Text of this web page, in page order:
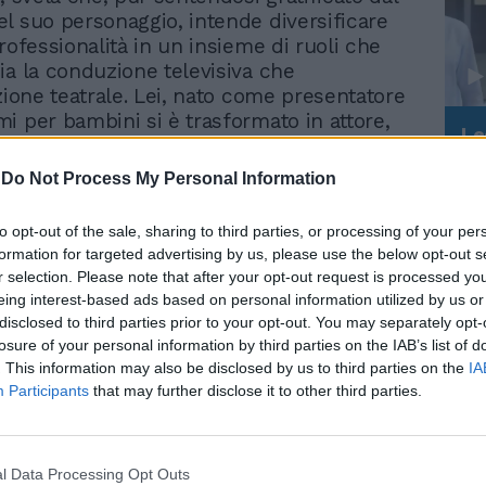
Do Not Process My Personal Information
opt-out of the sale, sharing to third parties, or processing of your
for targeted advertising by us, please use the below opt-out
selection. Please note that after your opt-out request is processed
interest-based ads based on personal information utilized by us
to third parties prior to your opt-out. You may separately
of your personal information by third parties on the IAB’s list of
This information may also be disclosed by us to third parties on the
Participants that may further disclose it to other third parties.
Data Processing Opt Outs
suo personaggio, intende diversificare
in un insieme di ruoli che
la conduzione televisiva che
teatrale. Lei, nato come presentatore
per bambini si è trasformato in attore,
grande popolarità. La conduzione non
«Innanzitutto sono
affezionato al personaggio del
Ferri che i telespettatori, ai quali regalerà
emozioni, vedranno esplodere in questa
Professionalmente possiedo una
artistica da attore ma non rinuncerò a
in Tv. Ritengo che la
stimoli e solleciti l'istinto naturale,
è soprattutto disciplina e
delle trasmissioni per bambini è
esprimere meglio in una
Rudy Giuliani a Come States?